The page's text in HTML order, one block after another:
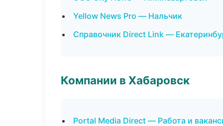
Yellow News Pro — Нальчик
Справочник Direct Link —
Компании в Хабаровск
Portal Media Direct — Работа и